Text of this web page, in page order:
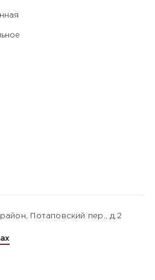
Потаповский пер., д.2